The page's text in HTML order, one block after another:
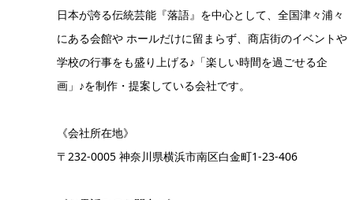
日本が誇る伝統芸能『落語』を中心として、全国津々浦々
にある会館や ホールだけに留まらず、商店街のイベントや
学校の行事をも盛り上げる♪「楽しい時間を過ごせる企
画」♪を制作・提案している会社です。
《会社所在地》
〒232-0005 神奈川県横浜市南区白金町1-23-406